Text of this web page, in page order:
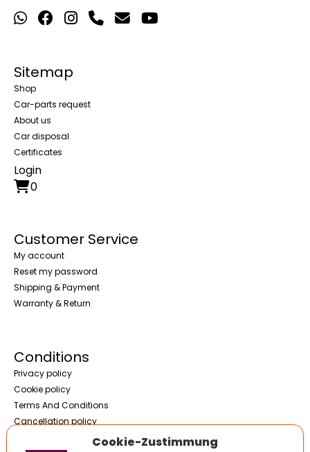
Sitemap
Shop
Car-parts request
About us
Car disposal
Certificates
Login
0
Customer Service
My account
Reset my password
Shipping & Payment
Warranty & Return
Conditions
Privacy policy
Cookie policy
Terms And Conditions
Cancellation policy
Cookie-Zustimmung